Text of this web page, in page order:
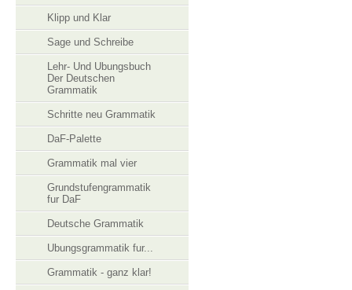
Klipp und Klar
Sage und Schreibe
Lehr- Und Ubungsbuch
Der Deutschen
Grammatik
Schritte neu Grammatik
DaF-Palette
Grammatik mal vier
Grundstufengrammatik
fur DaF
Deutsche Grammatik
Ubungsgrammatik fur...
Grammatik - ganz klar!